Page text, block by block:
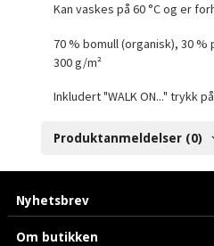
Kan vaskes på 60 °C og er
70 % bomull (organisk), 30
300 g/m²
Inkludert "WALK ON..." trykk
Produktanmeldelser (0)
Nyhetsbrev
Om butikken